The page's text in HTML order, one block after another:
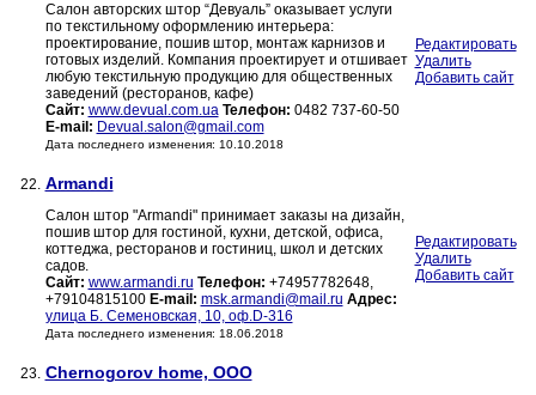
Салон авторских штор “Девуаль” оказывает услуги
по текстильному оформлению интерьера:
проектирование, пошив штор, монтаж карнизов и
готовых изделий. Компания проектирует и отшивает
любую текстильную продукцию для общественных
заведений (ресторанов, кафе)
Сайт: www.devual.com.ua Телефон: 0482 737-60-50
E-mail: Devual.salon@gmail.com
Дата последнего изменения: 10.10.2018
Редактировать
Удалить
Добавить сайт
22. Armandi
Салон штор "Armandi" принимает заказы на дизайн,
пошив штор для гостиной, кухни, детской, офиса,
коттеджа, ресторанов и гостиниц, школ и детских
садов.
Сайт: www.armandi.ru Телефон: +74957782648,
+79104815100 E-mail: msk.armandi@mail.ru Адрес:
улица Б. Семеновская, 10, оф.D-316
Дата последнего изменения: 18.06.2018
Редактировать
Удалить
Добавить сайт
23. Chernogorov home, ООО